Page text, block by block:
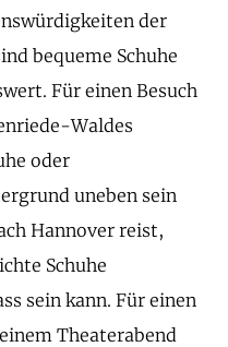
der
bequeme Schuhe
Für einen Besuch
Waldes
oder
uneben sein
Hannover reist,
Schuhe
sein kann. Für einen
Theaterabend